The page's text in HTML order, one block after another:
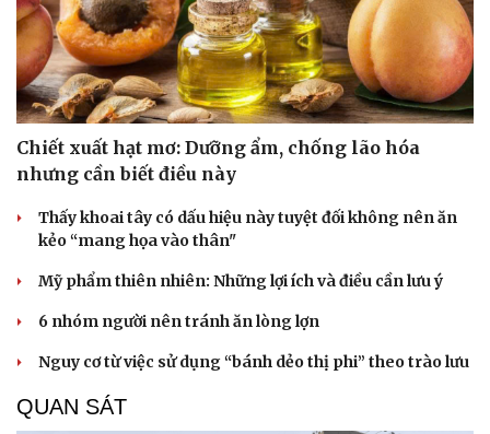
Chiết xuất hạt mơ: Dưỡng ẩm, chống lão hóa
nhưng cần biết điều này
Thấy khoai tây có dấu hiệu này tuyệt đối không nên ăn
kẻo “mang họa vào thân"
Mỹ phẩm thiên nhiên: Những lợi ích và điều cần lưu ý
6 nhóm người nên tránh ăn lòng lợn
Nguy cơ từ việc sử dụng “bánh dẻo thị phi” theo trào lưu
QUAN SÁT